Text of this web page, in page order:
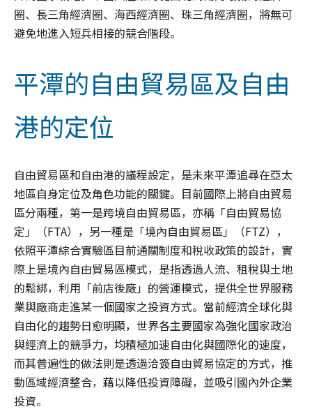
圈、長三角經濟圈、海西經濟圈、珠三角經濟圈，將無可
避免地進入短兵相接的競合階段。
平潭的自由貿易區及自由
港的定位
自由貿易區和自由港的議程設定，是未來平潭追尋在亞太
地區自身定位及角色功能的關鍵。目前國際上將自由貿易
區分兩種，第一是跨境自由貿易區，亦稱「自由貿易協
定」（FTA），另一種是「境內自由貿易區」（FTZ），
依照平潭綜合實驗區目前通關制度和稅收政策的設計，實
際上是境內自由貿易區模式，是指透過人流、租稅與土地
的鬆綁，利用「前店後廠」的營運模式，提供全世界服務
業與廠商走進某一個國家之投資方式。當前經濟全球化與
自由化的趨勢日愈明顯，世界各主要國家為強化國家政治
與經濟上的競爭力，均積極加速自由化與國際化的速度，
而其普遍性的做法則是透過洽簽自由貿易協定的方式，推
動區域經濟整合，藉以降低投資障礙，並吸引國內外企業
投資。